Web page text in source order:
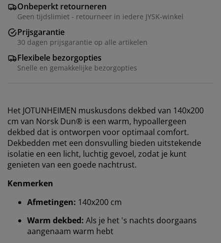
Onbeperkt retourneren
Geen tijdslimiet - retourneer in iedere JYSK-winkel
Prijsgarantie
30 dagen prijsgarantie op alle artikelen
Flexibele bezorgopties
Snelle en gemakkelijke bezorgopties
Het JOTUNHEIMEN muskusdons dekbed van 140x200
cm van Norsk Dun® is een warm, hypoallergeen
dekbed dat is ontworpen voor optimaal comfort.
Dekbedden met een donsvulling bieden uitstekende
isolatie en een licht, luchtig gevoel, zodat je kunt
genieten van een goede nachtrust.
Kenmerken
Afmetingen: 140x200 cm
Warm dekbed: Als je het 's nachts doorgaans
aangenaam warm hebt